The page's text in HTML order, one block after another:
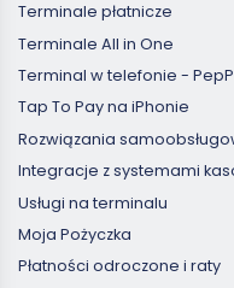
Terminale płatnicze
Terminale All in One
Terminal w telefonie -
Tap To Pay na iPhonie
Rozwiązania
Integracje z systemami
Usługi na terminalu
Moja Pożyczka
Płatności odroczone i raty